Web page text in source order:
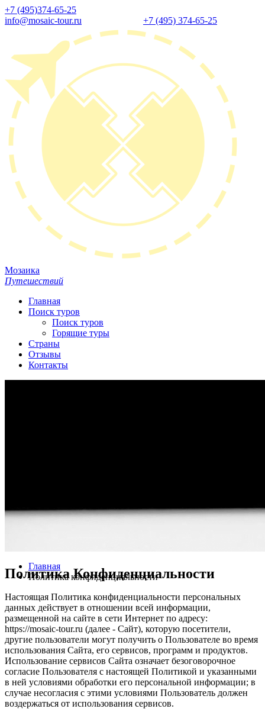
+7 (495)374-65-25
info@mosaic-tour.ru
+7 (495) 374-65-25
Мозаика
Путешествий
Главная
Поиск туров
Поиск туров
Горящие туры
Страны
Отзывы
Контакты
Политика Конфиденциальности
Главная
Политика конфиденциальности
Настоящая Политика конфиденциальности персональных
данных действует в отношении всей информации,
размещенной на сайте в сети Интернет по адресу:
https://mosaic-tour.ru (далее - Сайт), которую посетители,
другие пользователи могут получить о Пользователе во время
использования Сайта, его сервисов, программ и продуктов.
Использование сервисов Сайта означает безоговорочное
согласие Пользователя с настоящей Политикой и указанными
в ней условиями обработки его персональной информации; в
случае несогласия с этими условиями Пользователь должен
воздержаться от использования сервисов.